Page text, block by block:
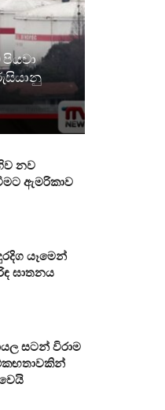
පියවා
නව
ඇමරිකාව
යෑමෙන්
ඝාතනය
සටන් විරාම